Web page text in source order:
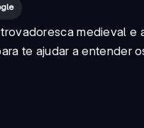
medieval e
te ajudar a entender